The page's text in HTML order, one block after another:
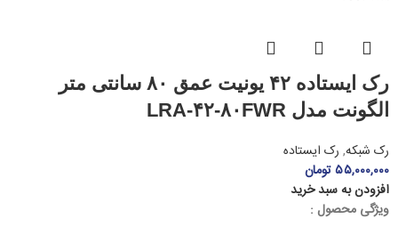
رک ایستاده ۴۲ یونیت عمق ۸۰ سانتی متر
الگونت مدل LRA-۴۲-۸۰FWR
رک شبکه, رک ایستاده
۵۵,۰۰۰,۰۰۰تومان
افزودن به سبد خرید
ویژگی محصول :